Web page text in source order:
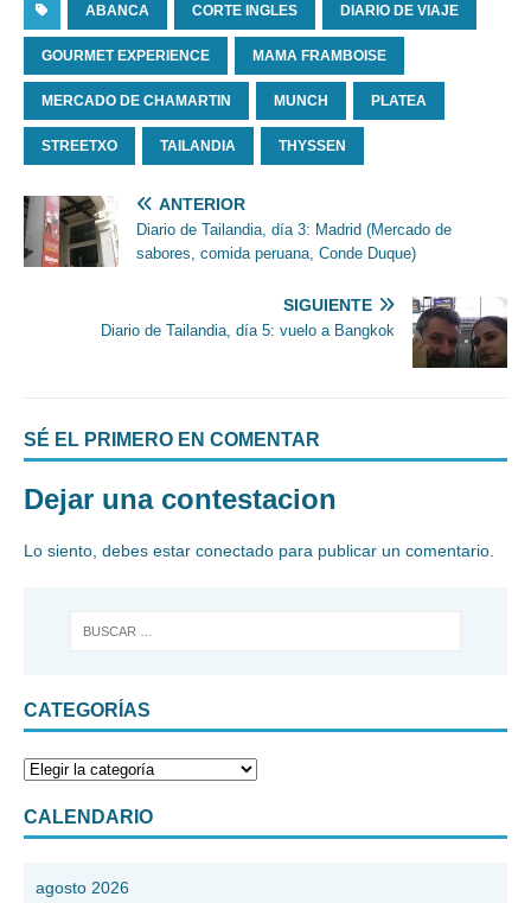
ABANCA CORTE INGLES DIARIO DE VIAJE
GOURMET EXPERIENCE MAMA FRAMBOISE
MERCADO DE CHAMARTIN MUNCH PLATEA
STREETXO TAILANDIA THYSSEN
ANTERIOR
Diario de Tailandia, día 3: Madrid (Mercado de
sabores, comida peruana, Conde Duque)
SIGUIENTE
Diario de Tailandia, día 5: vuelo a Bangkok
SÉ EL PRIMERO EN COMENTAR
Dejar una contestacion
Lo siento, debes estar conectado para publicar un comentario.
CATEGORÍAS
CALENDARIO
agosto 2026